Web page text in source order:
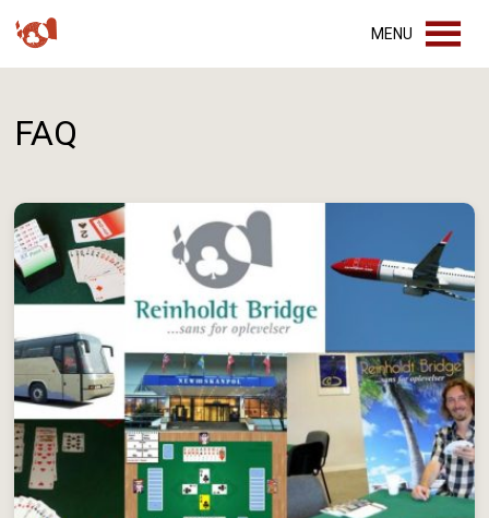
MENU
FAQ